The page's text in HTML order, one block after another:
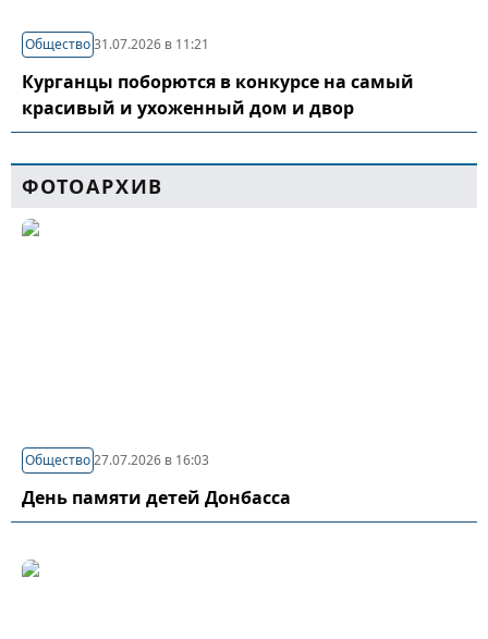
Общество31.07.2026 в 11:21
Курганцы поборются в конкурсе на самый
красивый и ухоженный дом и двор
ФОТОАРХИВ
Общество27.07.2026 в 16:03
День памяти детей Донбасса